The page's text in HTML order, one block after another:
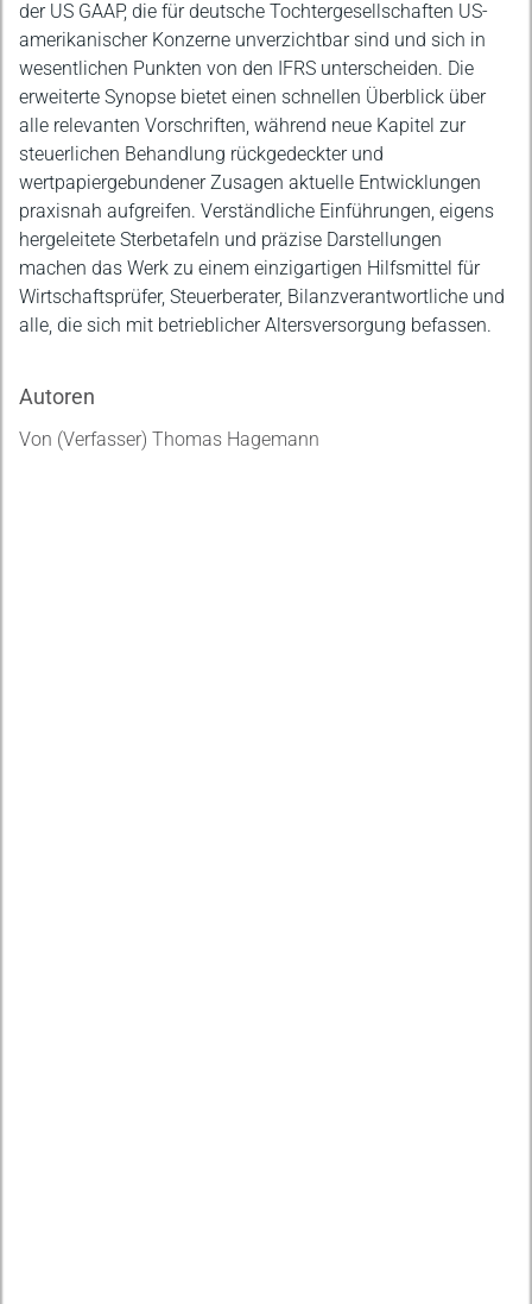
der US GAAP, die für deutsche Tochtergesellschaften US-
amerikanischer Konzerne unverzichtbar sind und sich in
wesentlichen Punkten von den IFRS unterscheiden. Die
erweiterte Synopse bietet einen schnellen Überblick über
alle relevanten Vorschriften, während neue Kapitel zur
steuerlichen Behandlung rückgedeckter und
wertpapiergebundener Zusagen aktuelle Entwicklungen
praxisnah aufgreifen. Verständliche Einführungen, eigens
hergeleitete Sterbetafeln und präzise Darstellungen
machen das Werk zu einem einzigartigen Hilfsmittel für
Wirtschaftsprüfer, Steuerberater, Bilanzverantwortliche und
alle, die sich mit betrieblicher Altersversorgung befassen.
Autoren
Von (Verfasser) Thomas Hagemann